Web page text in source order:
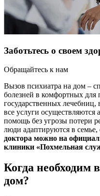
Заботьтесь о своем
Обращайтесь к нам
Вызов психиатра на дом –
болезней в комфортных для
государственных
все услуги
помощь без угрозы потери
люди адаптируются в семье,
доктора можно на
клиники «Похмельная
Когда необходим
дом?